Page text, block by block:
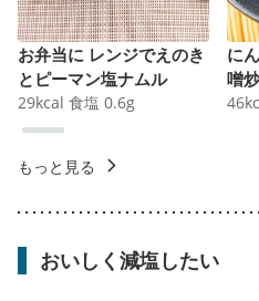
お弁当に レンジでえのき
とピーマン塩ナムル
29kcal 食塩 0.6g
に
噌
46
もっと見る
おいしく減塩したい